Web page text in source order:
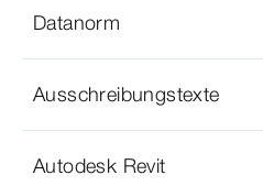
Datanorm
Ausschreibungstexte
Autodesk Revit